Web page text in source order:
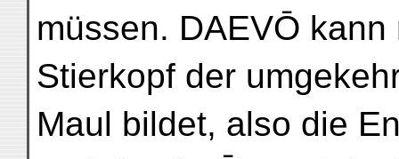
müssen. DAEVŌ
Stierkopf der
Maul bildet, also die